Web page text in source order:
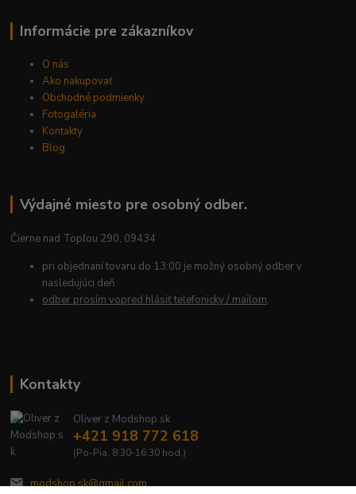
Informácie pre zákazníkov
O nás
Ako nakupovať
Obchodné podmienky
Fotogaléria
Kontakty
Blog
Výdajné miesto pre osobný odber.
Čierne nad Topľou 290, 09434
pri objednaní tovaru do 13:00 je možný osobný odber v
nasledujúci deň
odber prosím vopred hlásiť telefonicky / mailom.
Kontakty
Oliver z Modshop.sk
+421 918 772 618
(Po-Pia, 8:30-16:30 hod.)
modshop.sk@gmail.com